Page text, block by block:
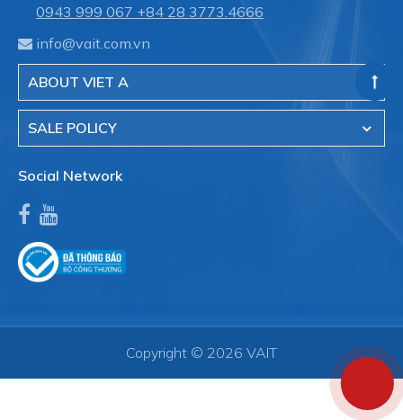
0943 999 067 +84 28 3773.4666
info@vait.com.vn
ABOUT VIET A
SALE POLICY
Social Network
Copyright © 2026 VAIT